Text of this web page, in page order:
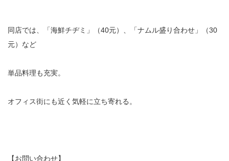
同店では、「海鮮チヂミ」（40元）、「ナムル盛り合わせ」（30
元）など
単品料理も充実。
オフィス街にも近く気軽に立ち寄れる。
【お問い合わせ】